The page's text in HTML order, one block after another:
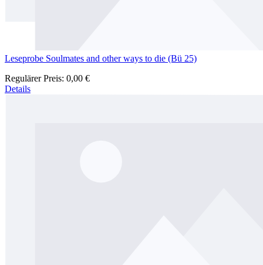
Leseprobe Soulmates and other ways to die (Bü 25)
Regulärer Preis: 0,00 €
Details